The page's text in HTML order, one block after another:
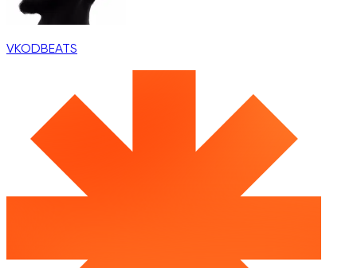
VKODBEATS